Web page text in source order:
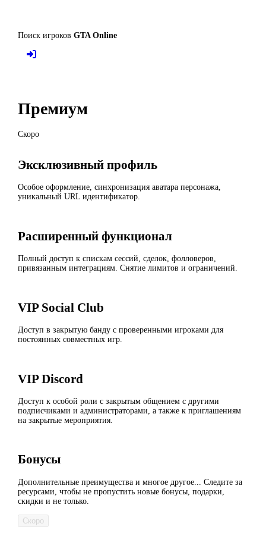
Поиск игроков GTA Online
Премиум
Скоро
Эксклюзивный профиль
Особое оформление, синхронизация аватара персонажа,
уникальный URL идентификатор.
Расширенный функционал
Полный доступ к спискам сессий, сделок, фолловеров,
привязанным интеграциям. Снятие лимитов и ограничений.
VIP Social Club
Доступ в закрытую банду с проверенными игроками для
постоянных совместных игр.
VIP Discord
Доступ к особой роли с закрытым общением с другими
подписчиками и администраторами, а также к приглашениям
на закрытые мероприятия.
Бонусы
Дополнительные преимущества и многое другое... Следите за
ресурсами, чтобы не пропустить новые бонусы, подарки,
скидки и не только.
Скоро